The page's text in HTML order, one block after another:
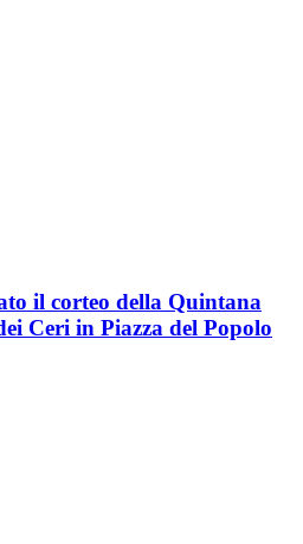
il corteo della Quintana
Ceri in Piazza del Popolo